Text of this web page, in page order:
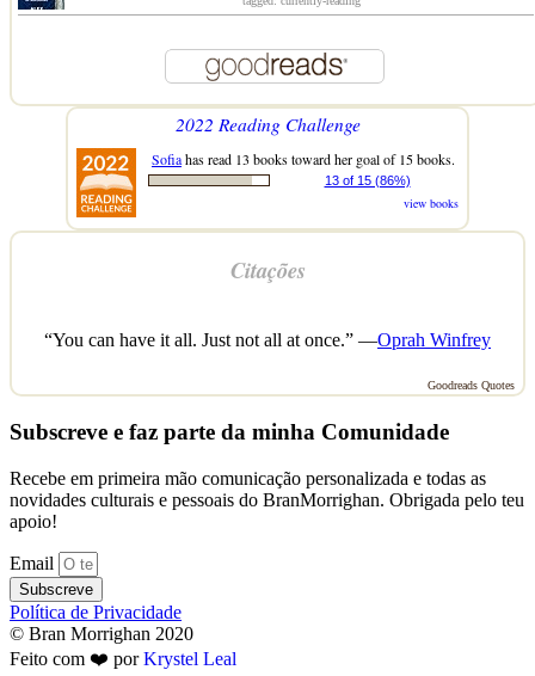
2022 Reading Challenge
Sofiahas read 13 books toward her goal of 15 books.
13 of 15 (86%)
view books
Citações
“You can have it all. Just not all at once.” —Oprah Winfrey
Goodreads Quotes
Subscreve e faz parte da minha Comunidade
Recebe em primeira mão comunicação personalizada e todas as
novidades culturais e pessoais do BranMorrighan. Obrigada pelo teu
apoio!
Email
Subscreve
Política de Privacidade
© Bran Morrighan 2020
Feito com ❤️ porKrystel Leal